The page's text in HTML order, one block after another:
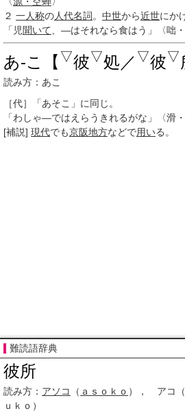
２ 一人称の人代名詞。 中世から近世にか
「児聞いて 、―はそれなら食はう」〈咄・
あ‐こ【 ▽彼▽処／ ▽彼▽
読み方：あこ
［代］
「あそこ」に同じ。
「わしゃ―ではえらうきれるがな」〈滑・
[補説] 現代でも京阪地方などで用いる。
難読語辞典
彼所
読み方： アソコ （ ａｓｏｋｏ ）， アコ（
ｕｋｏ）